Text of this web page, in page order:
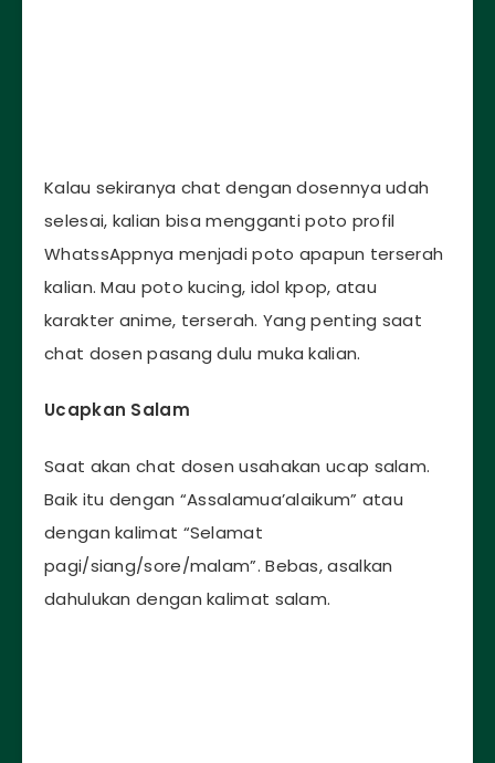
Kalau sekiranya chat dengan dosennya udah
selesai, kalian bisa mengganti poto profil
WhatssAppnya menjadi poto apapun terserah
kalian. Mau poto kucing, idol kpop, atau
karakter anime, terserah. Yang penting saat
chat dosen pasang dulu muka kalian.
Ucapkan Salam
Saat akan chat dosen usahakan ucap salam.
Baik itu dengan “Assalamua’alaikum” atau
dengan kalimat “Selamat
pagi/siang/sore/malam”. Bebas, asalkan
dahulukan dengan kalimat salam.